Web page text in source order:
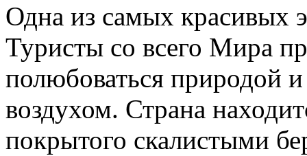
Одна из самых красивых
Туристы со всего Мира
полюбоваться природой
воздухом. Страна
покрытого скалистыми